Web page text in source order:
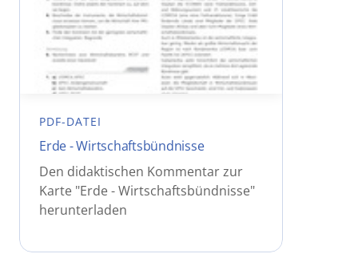
PDF-DATEI
Erde - Wirtschaftsbündnisse
Den didaktischen Kommentar zur
Karte "Erde - Wirtschaftsbündnisse"
herunterladen